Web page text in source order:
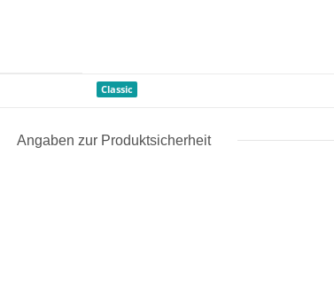
Classic
Angaben zur Produktsicherheit